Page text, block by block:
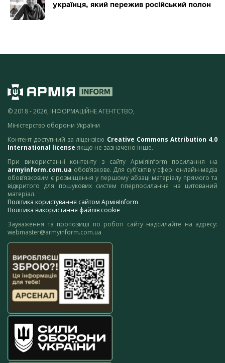
українця, який пережив російський полон
© 2018 - 2026, ІНФОРМАЦІЙНЕ АГЕНТСТВО,
Міністерство оборони України
Контент доступний за ліцензією Creative Commons Attribution 4.0
International license якщо не зазначено інше.
При використанні контенту з сайту АрміяInform посилання на
armyinform.com.ua обов’язкове. Для суб’єктів у сфері онлайн-медіа
обов’язковим є розміщення у першому абзаці матеріалу прямого та
відкритого для пошукових систем гіперпосилання на цитований
матеріал.
Політика користування сайтом АрміяInform
Політика використання файлів cookie
Зауваження та пропозиції по роботі сайту надсилайте на адресу:
webmaster@armyinform.com.ua